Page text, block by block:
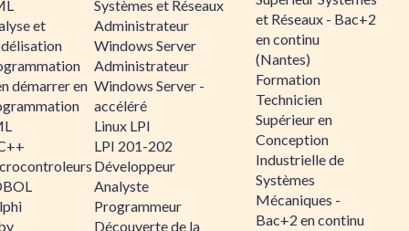
et
démarrer en
Systèmes et Réseaux
Administrateur
Windows Server
Administrateur
Windows Server -
accéléré
Linux LPI
LPI 201-202
Développeur
Analyste
Programmeur
Découverte de la
et Réseaux - Bac+2
en continu
(Nantes)
Formation
Technicien
Supérieur en
Conception
Industrielle de
Systèmes
Mécaniques -
Bac+2 en continu